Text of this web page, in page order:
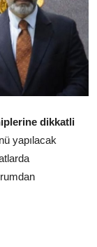
dikkatli
yapılacak